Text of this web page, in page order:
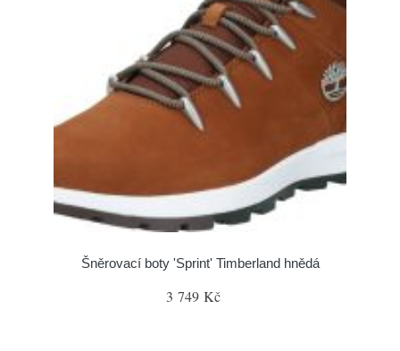
Šněrovací boty 'Sprint' Timberland hnědá
3 749 Kč